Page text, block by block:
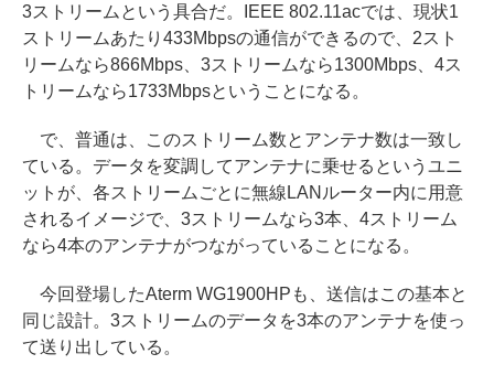
3ストリームという具合だ。IEEE 802.11acでは、現状1
ストリームあたり433Mbpsの通信ができるので、2スト
リームなら866Mbps、3ストリームなら1300Mbps、4ス
トリームなら1733Mbpsということになる。
で、普通は、このストリーム数とアンテナ数は一致し
ている。データを変調してアンテナに乗せるというユニ
ットが、各ストリームごとに無線LANルーター内に用意
されるイメージで、3ストリームなら3本、4ストリーム
なら4本のアンテナがつながっていることになる。
今回登場したAterm WG1900HPも、送信はこの基本と
同じ設計。3ストリームのデータを3本のアンテナを使っ
て送り出している。